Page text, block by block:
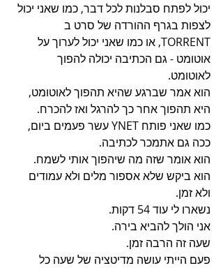
יכול לפתח סבלנות לכל דבר, כמו שאני יכול
לצפות בגרף ההורדה של סרט ב
TORRENT, או כמו שאני יכול לערוך על
אוטומט - גם הכתיבה יכולה להפוך
לאוטומט.
הוא אמר שברגע שהיא תהפוך לאוטומט,
היא תהפוך אחר כך להרגל ואז להכרח.
כמו שאני פותח YNET עשר פעמים ביום,
ככה גם אתמכר לכתיבה.
הוא אומר שזה מה שיהפוך אותי לשמח.
הוא ביקש שלא אספור מלים ולא עמודים
ולא זמן.
נשארו לי עוד 54 דקות.
אני הולך להביא בירה.
שעה זה הרבה זמן.
פעם הייתי עושה מדיטציה של שעה כל